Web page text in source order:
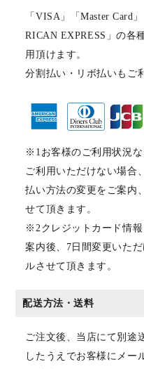
「VISA」「Master Card
RICAN EXPRESS」の各
用頂けます。
分割払い・リボ払いもご
※1お客様のご利用状況
ご利用いただけない場合
払い方法の変更をご案内
せて頂きます。
※2クレジットカード情
案内後、7日間変更いた
ルさせて頂きます。
配送方法・送料
ご注文後、当店にて別途
したうえでお客様にメー